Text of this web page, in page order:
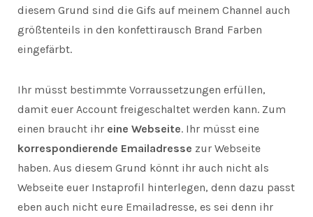
diesem Grund sind die Gifs auf meinem Channel auch
größtenteils in den konfettirausch Brand Farben
eingefärbt.
Ihr müsst bestimmte Vorraussetzungen erfüllen,
damit euer Account freigeschaltet werden kann. Zum
einen braucht ihr eine Webseite. Ihr müsst eine
korrespondierende Emailadresse zur Webseite
haben. Aus diesem Grund könnt ihr auch nicht als
Webseite euer Instaprofil hinterlegen, denn dazu passt
eben auch nicht eure Emailadresse, es sei denn ihr